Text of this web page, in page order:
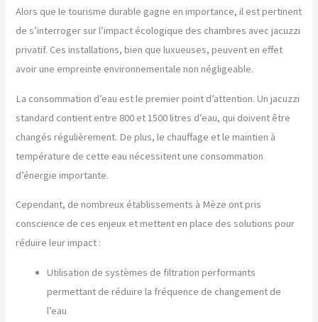
Alors que le tourisme durable gagne en importance, il est pertinent
de s’interroger sur l’impact écologique des chambres avec jacuzzi
privatif. Ces installations, bien que luxueuses, peuvent en effet
avoir une empreinte environnementale non négligeable.
La consommation d’eau est le premier point d’attention. Un jacuzzi
standard contient entre 800 et 1500 litres d’eau, qui doivent être
changés régulièrement. De plus, le chauffage et le maintien à
température de cette eau nécessitent une consommation
d’énergie importante.
Cependant, de nombreux établissements à Mèze ont pris
conscience de ces enjeux et mettent en place des solutions pour
réduire leur impact :
Utilisation de systèmes de filtration performants
permettant de réduire la fréquence de changement de
l’eau